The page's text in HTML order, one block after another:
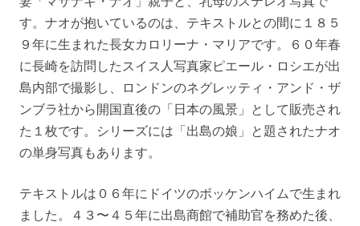
す。ナオが抱いているのは、テキストルとの間に１８５
９年に生まれた長女カロリーナ・マリアです。６０年春
に長崎を訪問したスイス人写真家ピエール・ロシエが出
島内部で撮影し、ロンドンのネグレッティ・アンド・ザ
ンブラ社から開国直後の「日本の風景」として販売され
た１枚です。シリーズには「出島の娘」と題されたナオ
の単身写真もあります。
テキストルは０６年にドイツのボッケンハイムで生まれ
ました。４３〜４５年に出島商館で補助官を務めた後、